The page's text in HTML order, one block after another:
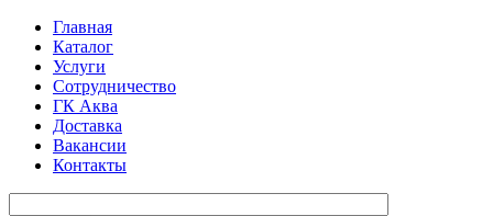
Главная
Каталог
Услуги
Сотрудничество
ГК Аква
Доставка
Вакансии
Контакты